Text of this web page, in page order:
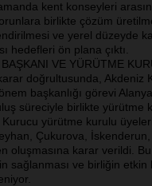
kent konseyleri
birlikte çözüm
ve yerel düzeyde
hedefleri ön plana çıktı.
VE YÜRÜTME
doğrultusunda, Akdeniz
başkanlığı görevi
süreciyle birlikte yürütme
Kurucu yürütme kurulu
Çukurova,
oluşmasına karar verildi.
sağlanması ve birliğin